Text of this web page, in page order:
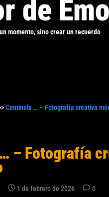
de
momento, sino crear un recuerdo
Centinela … – Fotografía creativa
– Fotografía
1 de febrero de 2026 0